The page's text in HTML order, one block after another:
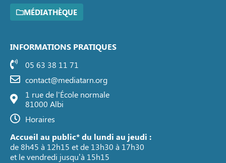
MÉDIATHÈQUE
INFORMATIONS PRATIQUES
05 63 38 11 71
contact@mediatarn.org
1 rue de l'École normale
81000 Albi
Horaires
Accueil au public* du lundi au jeudi :
de 8h45 à 12h15 et de 13h30 à 17h30
et le vendredi jusqu’à 15h15